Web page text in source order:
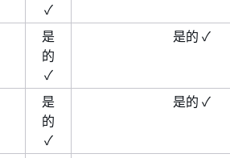
✓
是
的
✓
是的 ✓
是
的
✓
是的 ✓